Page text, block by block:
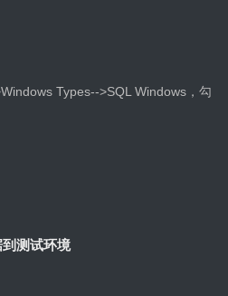
Types-->SQL Windows，勾
测试环境